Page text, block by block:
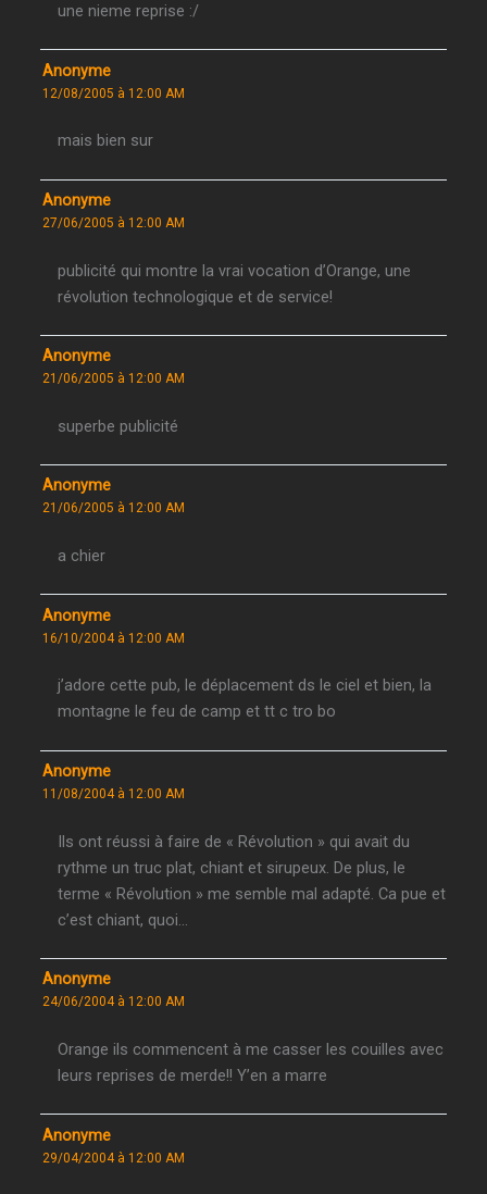
une nieme reprise :/
Anonyme
12/08/2005 à 12:00 AM
mais bien sur
Anonyme
27/06/2005 à 12:00 AM
publicité qui montre la vrai vocation d’Orange, une
révolution technologique et de service!
Anonyme
21/06/2005 à 12:00 AM
superbe publicité
Anonyme
21/06/2005 à 12:00 AM
a chier
Anonyme
16/10/2004 à 12:00 AM
j’adore cette pub, le déplacement ds le ciel et bien, la
montagne le feu de camp et tt c tro bo
Anonyme
11/08/2004 à 12:00 AM
Ils ont réussi à faire de « Révolution » qui avait du
rythme un truc plat, chiant et sirupeux. De plus, le
terme « Révolution » me semble mal adapté. Ca pue et
c’est chiant, quoi…
Anonyme
24/06/2004 à 12:00 AM
Orange ils commencent à me casser les couilles avec
leurs reprises de merde!! Y’en a marre
Anonyme
29/04/2004 à 12:00 AM